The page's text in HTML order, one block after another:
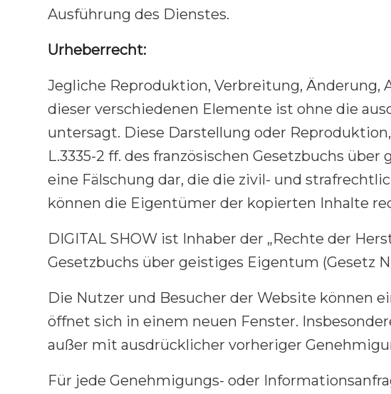
Ausführung des Dienstes.
Urheberrecht:
Jegliche Reproduktion, Verbreitung, Änderung,
dieser verschiedenen Elemente ist ohne die
untersagt. Diese Darstellung oder
L.3335-2 ff. des französischen Gesetzbuchs
eine Fälschung dar, die die zivil- und
können die Eigentümer der kopierten Inhalte
DIGITAL SHOW ist Inhaber der „Rechte der
Gesetzbuchs über geistiges Eigentum (Gesetz
Die Nutzer und Besucher der Website können
öffnet sich in einem neuen Fenster.
außer mit ausdrücklicher vorheriger
Für jede Genehmigungs- oder